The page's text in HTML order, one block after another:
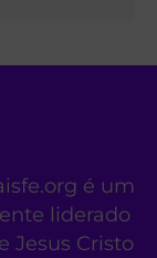
é um
liderado
Jesus Cristo